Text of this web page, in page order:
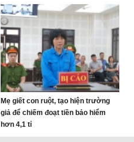
Mẹ giết con ruột, tạo hiện trường
giả để chiếm đoạt tiền bảo hiểm
hơn 4,1 tỉ